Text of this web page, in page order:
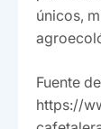
únicos,
Fuente
https://